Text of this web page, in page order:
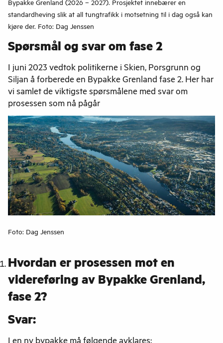
Bypakke Grenland (2026 – 2027). Prosjektet innebærer en
standardheving slik at all tungtrafikk i motsetning til i dag også kan
kjøre der. Foto: Dag Jenssen
Spørsmål og svar om fase 2
I juni 2023 vedtok politikerne i Skien, Porsgrunn og
Siljan å forberede en Bypakke Grenland fase 2. Her har
vi samlet de viktigste spørsmålene med svar om
prosessen som nå pågår
Foto: Dag Jenssen
Hvordan er prosessen mot en
videreføring av Bypakke Grenland,
fase 2?
Svar: